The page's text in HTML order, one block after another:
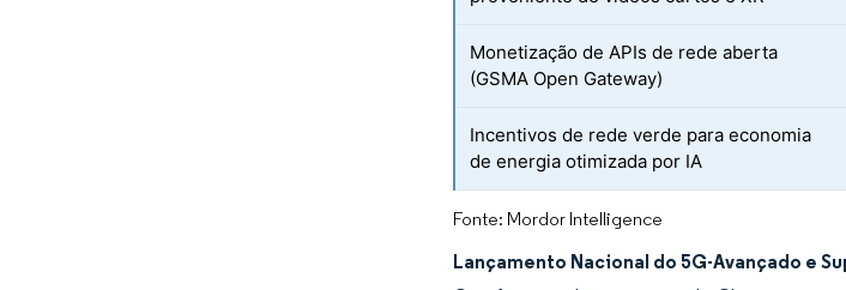
Monetização de APIs de rede aberta
(GSMA Open Gateway)
Incentivos de rede verde para economia
de energia otimizada por IA
Fonte: Mordor Intelligence
Lançamento Nacional do 5G-Avançado e